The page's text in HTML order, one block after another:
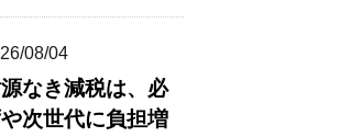
08/04
なき減税は、必
次世代に負担増